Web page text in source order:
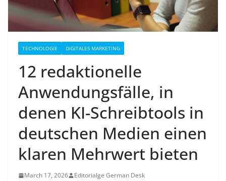
TECHNOLOGIE DIGITALES MARKETING
12 redaktionelle
Anwendungsfälle, in
denen KI-Schreibtools in
deutschen Medien einen
klaren Mehrwert bieten
March 17, 2026 Editorialge German Desk